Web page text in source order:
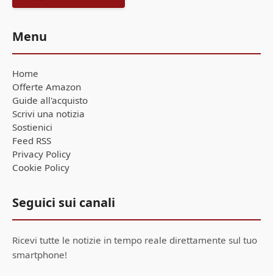
Menu
Home
Offerte Amazon
Guide all'acquisto
Scrivi una notizia
Sostienici
Feed RSS
Privacy Policy
Cookie Policy
Seguici sui canali
Ricevi tutte le notizie in tempo reale direttamente sul tuo
smartphone!